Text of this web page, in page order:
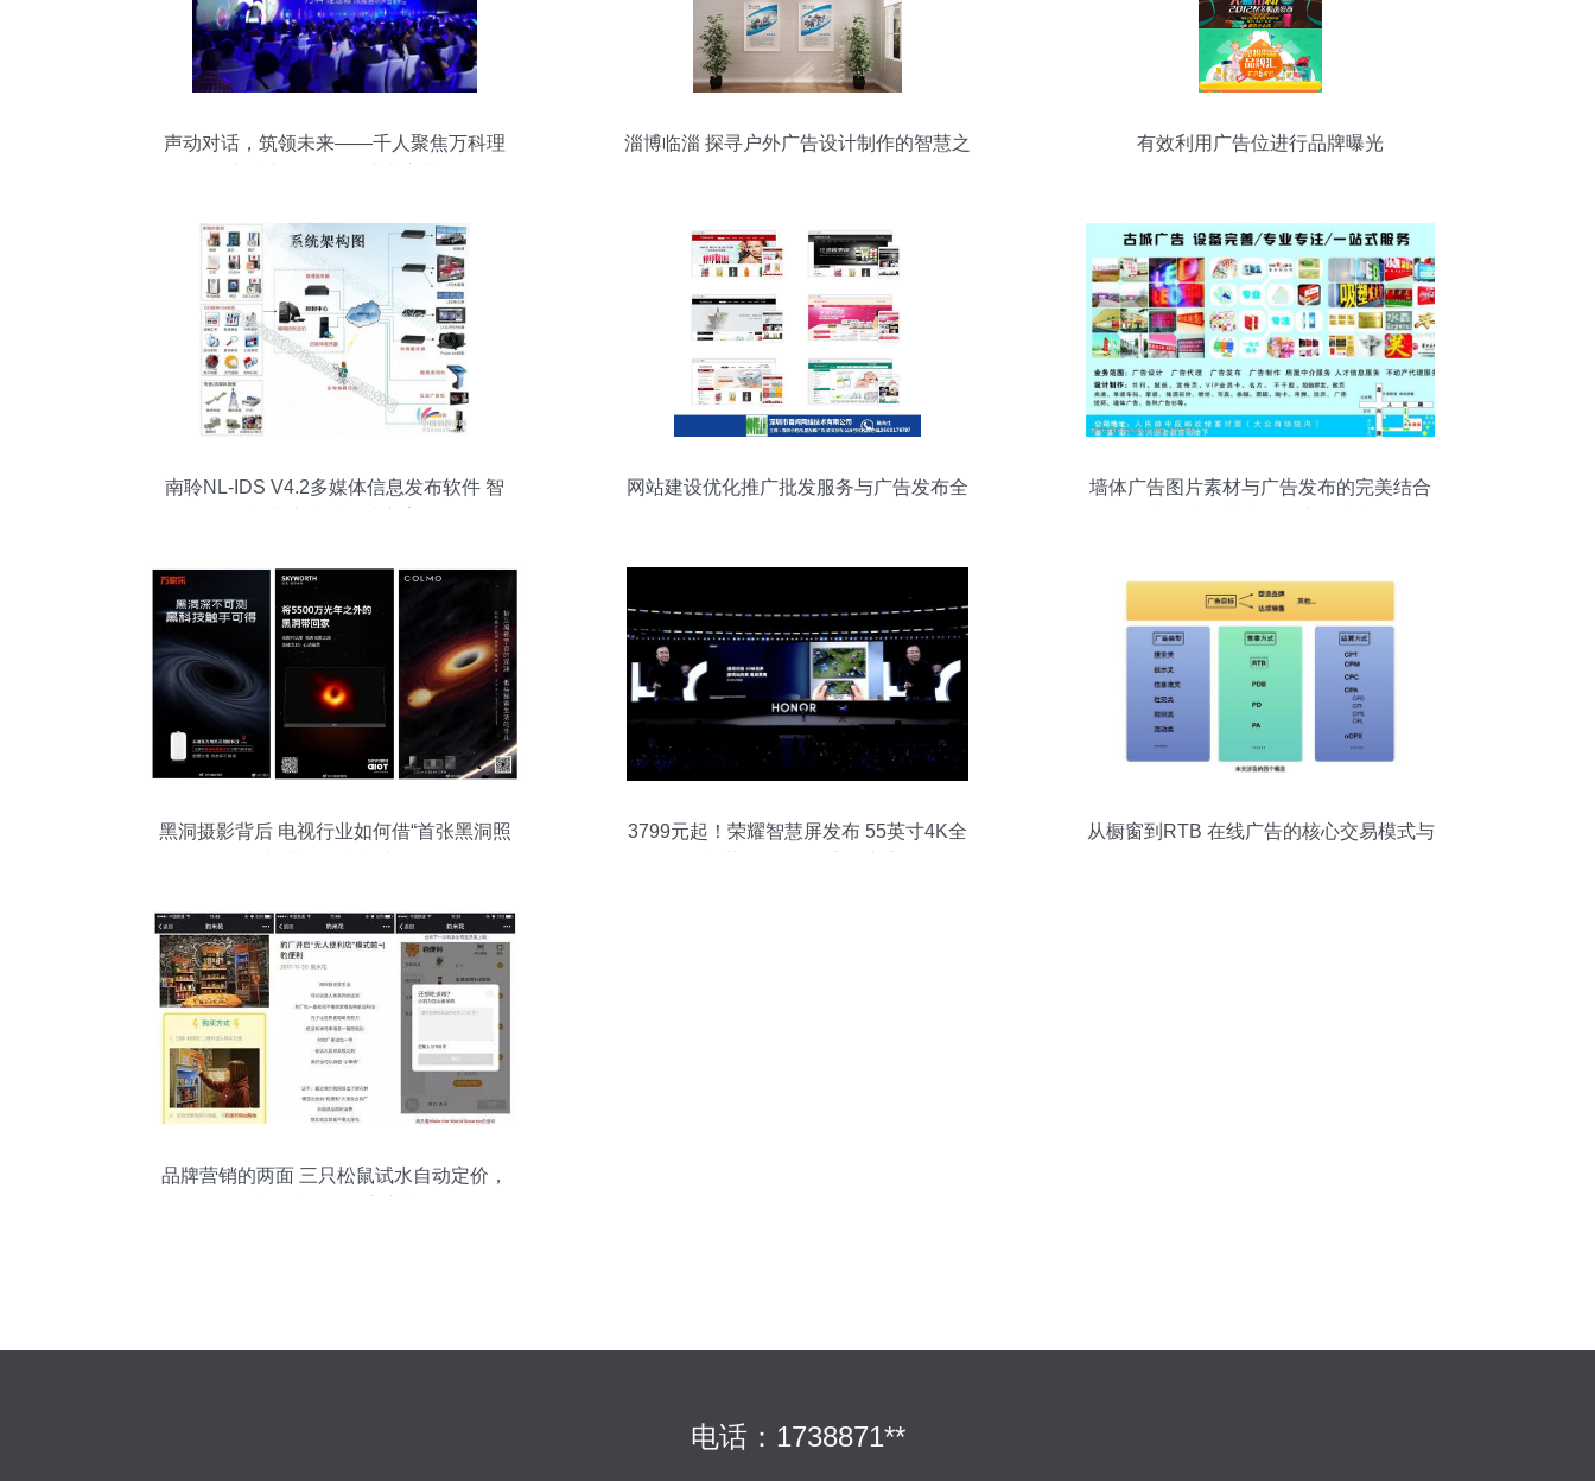
声动对话，筑领未来——千人聚焦万科理
淄博临淄 探寻户外广告设计制作的智慧之
有效利用广告位进行品牌曝光
南聆NL-IDS V4.2多媒体信息发布软件 智
网站建设优化推广批发服务与广告发布全
墙体广告图片素材与广告发布的完美结合
黑洞摄影背后 电视行业如何借“首张黑洞照
3799元起！荣耀智慧屏发布 55英寸4K全
从橱窗到RTB 在线广告的核心交易模式与
品牌营销的两面 三只松鼠试水自动定价，
电话：1738871**